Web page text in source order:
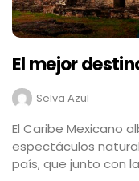
El mejor
Selva Azul
El Caribe Mexicano
espectáculos
país, que junto con